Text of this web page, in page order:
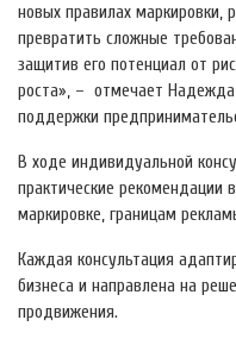
новых правилах
превратить сложные
защитив его потенциал от
роста», – отмечает
поддержки
В ходе индивидуальной
практические рекомендации
маркировке, границам
Каждая консультация
бизнеса и направлена на
продвижения.